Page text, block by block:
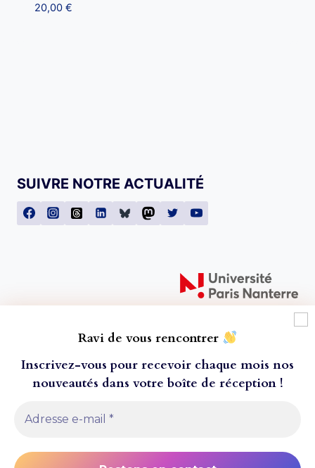
commandes passées après le mercredi 20 juillet ne
Ravi de vous rencontrer
Inscrivez-vous pour recevoir chaque mois nos
nouveautés dans votre boîte de réception!
20,00 €
SUIVRE NOTRE ACTUALITÉ
© 2026 Presses universitaires de Paris Nanterre